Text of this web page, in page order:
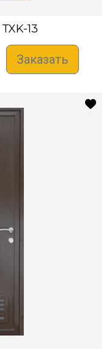
TXK-13
Заказать